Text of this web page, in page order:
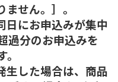
せん。］。
にお申込みが集中
過分のお申込みを
生した場合は、商品